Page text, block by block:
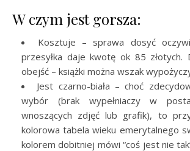
W czym jest gorsza:
Kosztuje – sprawa dosyć
przesyłka daje kwotę ok 85
obejść – książki można wszak
Jest czarno-biała – choć
wybór (brak wypełniaczy w
wnoszących zdjęć lub grafik), to
kolorowa tabela wieku emerytalnego
kolorem dobitniej mówi “coś jest nie